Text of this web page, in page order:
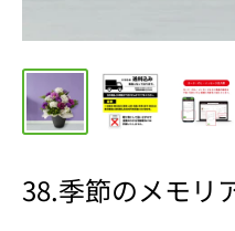
38.季節のメモリ